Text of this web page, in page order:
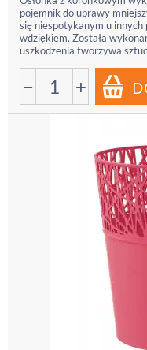
pojemnik do uprawy
się niespotykanym u
wdziękiem. Została
uszkodzenia tworzywa
− +